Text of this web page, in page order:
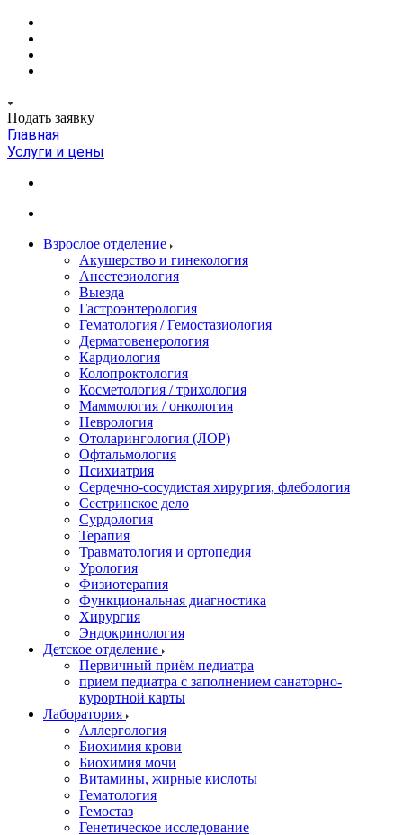
Подать заявку
Главная
Услуги и цены
Взрослое отделение
Акушерство и гинекология
Анестезиология
Выезда
Гастроэнтерология
Гематология / Гемостазиология
Дерматовенерология
Кардиология
Колопроктология
Косметология / трихология
Маммология / онкология
Неврология
Отоларингология (ЛОР)
Офтальмология
Психиатрия
Сердечно-сосудистая хирургия, флебология
Сестринское дело
Сурдология
Терапия
Травматология и ортопедия
Урология
Физиотерапия
Функциональная диагностика
Хирургия
Эндокринология
Детское отделение
Первичный приём педиатра
прием педиатра с заполнением санаторно-
курортной карты
Лаборатория
Аллергология
Биохимия крови
Биохимия мочи
Витамины, жирные кислоты
Гематология
Гемостаз
Генетическое исследование